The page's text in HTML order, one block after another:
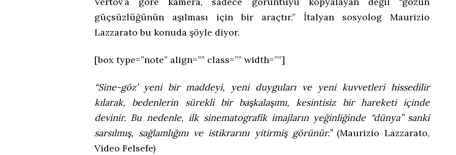
güçsüzlüğünün aşılması için bir araçtır.” İtalyan sosyolog Maurizio
Lazzarato bu konuda şöyle diyor.
[box type=”note” align=”” class=”” width=””]
“Sine-göz’ yeni bir maddeyi, yeni duyguları ve yeni kuvvetleri hissedilir
kılarak, bedenlerin sürekli bir başkalaşımı, kesintisiz bir hareketi içinde
devinir. Bu nedenle, ilk sinematografik imajların yeğinliğinde “dünya” sanki
sarsılmış, sağlamlığını ve istikrarını yitirmiş görünür.”(Maurizio Lazzarato,
Video Felsefe)